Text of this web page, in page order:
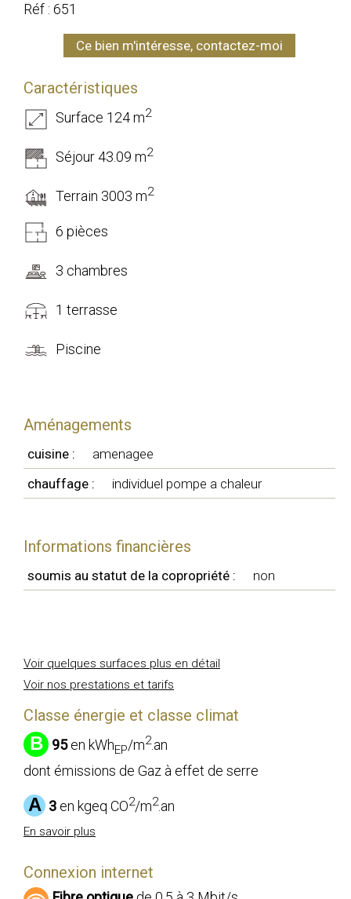
Réf : 651
Ce bien m'intéresse, contactez-moi
Caractéristiques
Surface 124 m2
Séjour 43.09 m2
Terrain 3003 m2
6 pièces
3 chambres
1 terrasse
Piscine
Aménagements
cuisine :
amenagee
chauffage :
individuel pompe a chaleur
Informations financières
soumis au statut de la copropriété : non
Voir quelques surfaces plus en détail
Voir nos prestations et tarifs
Classe énergie et classe climat
B 95en kWhEP/m2.an
dont émissions de Gaz à effet de serre
A 3 en kgeq CO2/m2.an
En savoir plus
Connexion internet